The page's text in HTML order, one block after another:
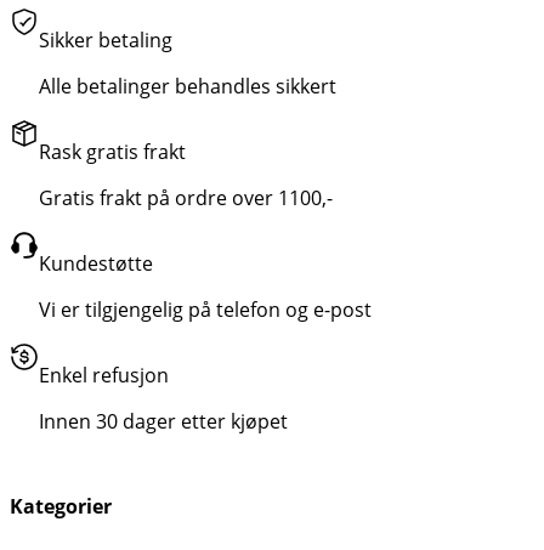
Sikker betaling
Alle betalinger behandles sikkert
Rask gratis frakt
Gratis frakt på ordre over 1100,-
Kundestøtte
Vi er tilgjengelig på telefon og e-post
Enkel refusjon
Innen 30 dager etter kjøpet
Kategorier